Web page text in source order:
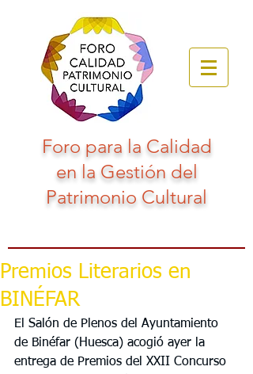
Foro para la Calidad
en la Gestión del
Patrimonio Cultural
Premios Literarios en
BINÉFAR
El Salón de Plenos del Ayuntamiento
de Binéfar (Huesca) acogió ayer la
entrega de Premios del XXII Concurso